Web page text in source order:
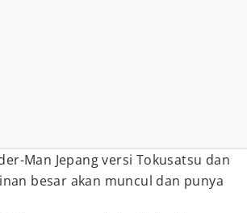
Man Jepang versi Tokusatsu dan
besar akan muncul dan punya